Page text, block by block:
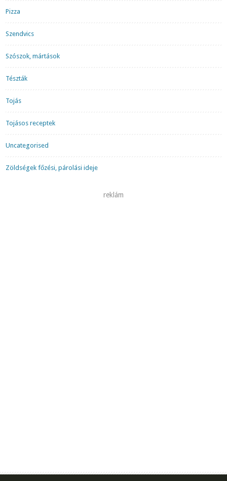
Pizza
Szendvics
Szószok, mártások
Tészták
Tojás
Tojásos receptek
Uncategorised
Zöldségek főzési, párolási ideje
reklám